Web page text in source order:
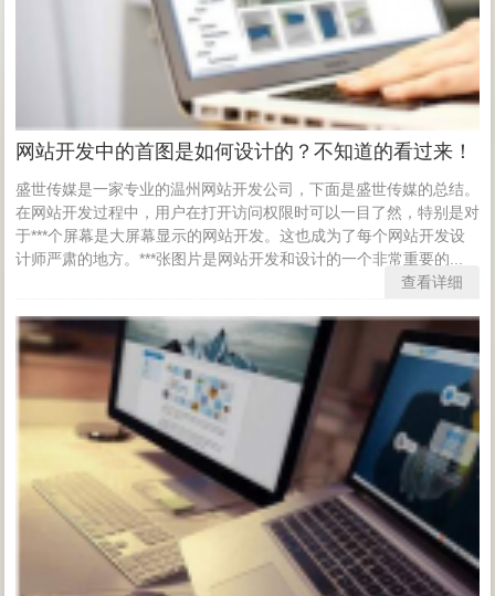
网站开发中的首图是如何设计的？不知道的看过来！
盛世传媒是一家专业的温州网站开发公司，下面是盛世传媒的总结。
在网站开发过程中，用户在打开访问权限时可以一目了然，特别是对
于***个屏幕是大屏幕显示的网站开发。这也成为了每个网站开发设
计师严肃的地方。***张图片是网站开发和设计的一个非常重要的...
查看详细